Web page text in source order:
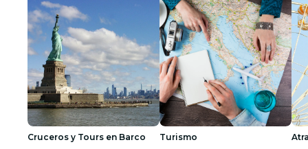
Cruceros y Tours en Barco Turismo